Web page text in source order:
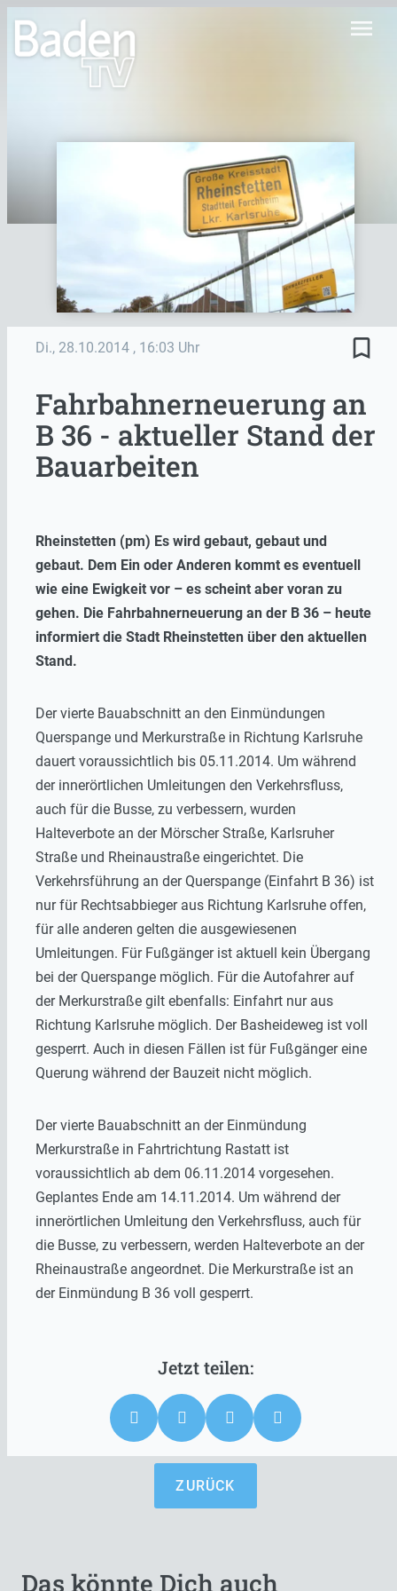
menu
Di., 28.10.2014 , 16:03 Uhr bookmark_border
Fahrbahnerneuerung an
B 36 - aktueller Stand der
Bauarbeiten
Rheinstetten (pm) Es wird gebaut, gebaut und
gebaut. Dem Ein oder Anderen kommt es eventuell
wie eine Ewigkeit vor – es scheint aber voran zu
gehen. Die Fahrbahnerneuerung an der B 36 – heute
informiert die Stadt Rheinstetten über den aktuellen
Stand.
Der vierte Bauabschnitt an den Einmündungen
Querspange und Merkurstraße in Richtung Karlsruhe
dauert voraussichtlich bis 05.11.2014. Um während
der innerörtlichen Umleitungen den Verkehrsfluss,
auch für die Busse, zu verbessern, wurden
Halteverbote an der Mörscher Straße, Karlsruher
Straße und Rheinaustraße eingerichtet. Die
Verkehrsführung an der Querspange (Einfahrt B 36) ist
nur für Rechtsabbieger aus Richtung Karlsruhe offen,
für alle anderen gelten die ausgewiesenen
Umleitungen. Für Fußgänger ist aktuell kein Übergang
bei der Querspange möglich. Für die Autofahrer auf
der Merkurstraße gilt ebenfalls: Einfahrt nur aus
Richtung Karlsruhe möglich. Der Basheideweg ist voll
gesperrt. Auch in diesen Fällen ist für Fußgänger eine
Querung während der Bauzeit nicht möglich.
Der vierte Bauabschnitt an der Einmündung
Merkurstraße in Fahrtrichtung Rastatt ist
voraussichtlich ab dem 06.11.2014 vorgesehen.
Geplantes Ende am 14.11.2014. Um während der
innerörtlichen Umleitung den Verkehrsfluss, auch für
die Busse, zu verbessern, werden Halteverbote an der
Rheinaustraße angeordnet. Die Merkurstraße ist an
der Einmündung B 36 voll gesperrt.
ZURÜCK
Das könnte Dich auch